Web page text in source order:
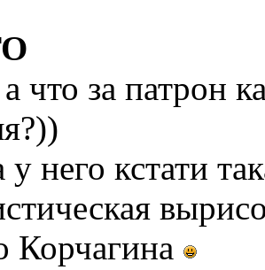
что за патрон
него кстати
Корчагина